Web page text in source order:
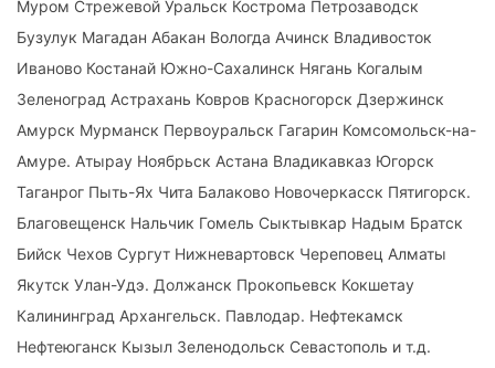
Муром Стрежевой Уральск Кострома Петрозаводск
Бузулук Магадан Абакан Вологда Ачинск Владивосток
Иваново Костанай Южно-Сахалинск Нягань Когалым
Зеленоград Астрахань Ковров Красногорск Дзержинск
Амурск Мурманск Первоуральск Гагарин Комсомольск-на-
Амуре. Атырау Ноябрьск Астана Владикавказ Югорск
Таганрог Пыть-Ях Чита Балаково Новочеркасск Пятигорск.
Благовещенск Нальчик Гомель Сыктывкар Надым Братск
Бийск Чехов Сургут Нижневартовск Череповец Алматы
Якутск Улан-Удэ. Должанск Прокопьевск Кокшетау
Калининград Архангельск. Павлодар. Нефтекамск
Нефтеюганск Кызыл Зеленодольск Севастополь и т.д.